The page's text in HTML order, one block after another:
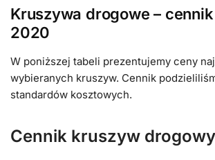
Kruszywa drogowe –
2020
W poniższej tabeli prezentujemy ceny
wybieranych kruszyw. Cennik
standardów kosztowych.
Cennik kruszyw